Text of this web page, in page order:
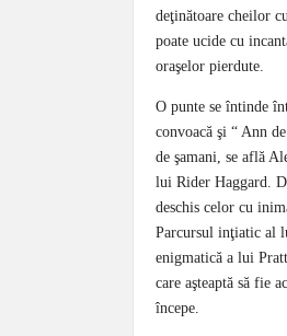
deţinătoare cheilor
poate ucide cu
oraşelor pierdute.
O punte se întinde
convoacă şi “ Ann
de şamani, se află
lui Rider Haggard.
deschis celor cu
Parcursul inţiatic al
enigmatică a lui
care aşteaptă să fie
începe.